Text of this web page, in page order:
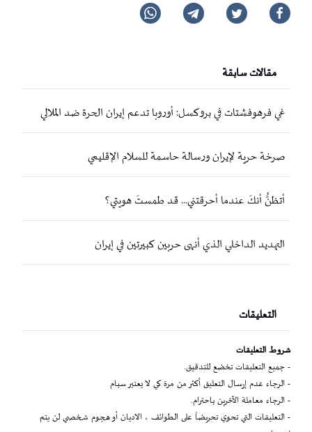
مقالات سابقة
غي فرهوفشتات في بروكسل: أوروبا تدعم إيران الحرة ضد الملالي
صرخة حرية لإيران ورسالة حاسمة للسلام الإقليمي
أتظنُّ أنكَ عندما أحرقتني... قد طمستَ هويتي؟
التهديد الداخلي الذي أنهى حربين كبيرتين في إيران
التعليقات
شروط التعليقات
- جميع التعليقات تخضع للتدقيق.
- الرجاء عدم إرسال التعليق أكثر من مرة كي لا يعتبر سبام
- الرجاء معاملة الآخرين باحترام.
- التعليقات التي تحوي تحريضاً على الطوائف ، الاديان أو هجوم شخصي لن يتم